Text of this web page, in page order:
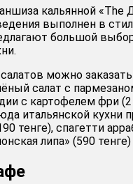
кальянной «The
выполнен в
большой
можно
салат с
с картофелем фри (2
итальянской кухни
тенге), спагетти
липа» (590